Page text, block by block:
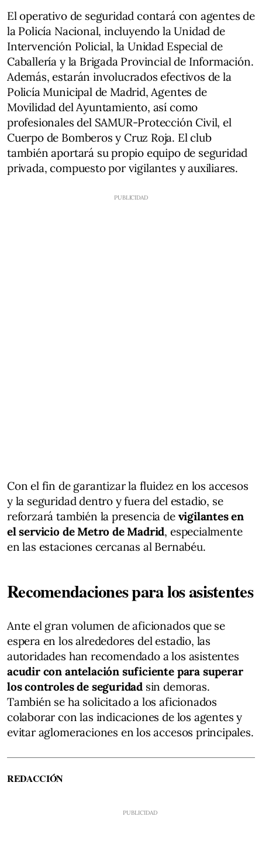
El operativo de seguridad contará con agentes de
la Policía Nacional, incluyendo la Unidad de
Intervención Policial, la Unidad Especial de
Caballería y la Brigada Provincial de Información.
Además, estarán involucrados efectivos de la
Policía Municipal de Madrid, Agentes de
Movilidad del Ayuntamiento, así como
profesionales del SAMUR-Protección Civil, el
Cuerpo de Bomberos y Cruz Roja. El club
también aportará su propio equipo de seguridad
privada, compuesto por vigilantes y auxiliares.
Con el fin de garantizar la fluidez en los accesos
y la seguridad dentro y fuera del estadio, se
reforzará también la presencia de vigilantes en
el servicio de Metro de Madrid, especialmente
en las estaciones cercanas al Bernabéu.
Recomendaciones para los asistentes
Ante el gran volumen de aficionados que se
espera en los alrededores del estadio, las
autoridades han recomendado a los asistentes
acudir con antelación suficiente para superar
los controles de seguridad sin demoras.
También se ha solicitado a los aficionados
colaborar con las indicaciones de los agentes y
evitar aglomeraciones en los accesos principales.
REDACCIÓN